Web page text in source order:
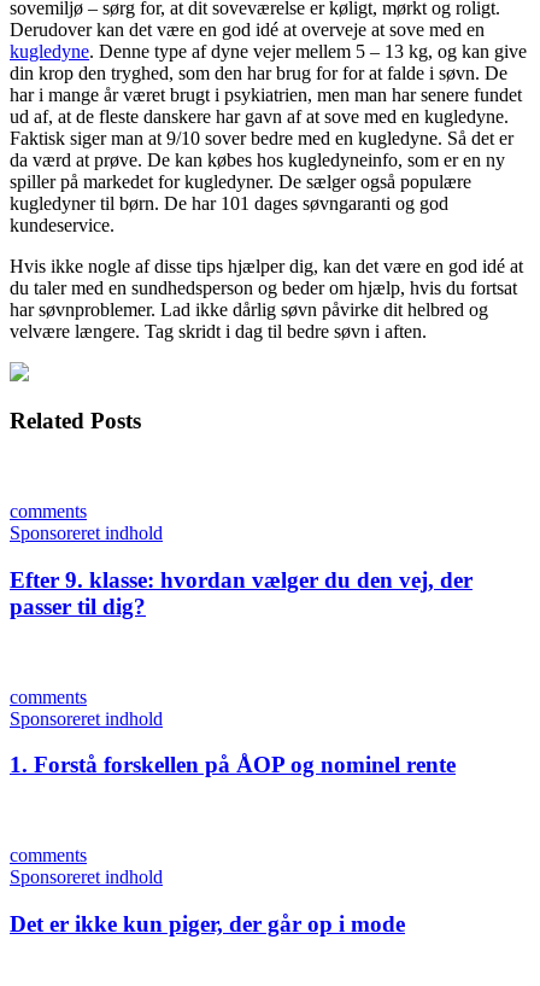
sovemiljø – sørg for, at dit soveværelse er køligt, mørkt og roligt.
Derudover kan det være en god idé at overveje at sove med en
kugledyne. Denne type af dyne vejer mellem 5 – 13 kg, og kan give
din krop den tryghed, som den har brug for for at falde i søvn. De
har i mange år været brugt i psykiatrien, men man har senere fundet
ud af, at de fleste danskere har gavn af at sove med en kugledyne.
Faktisk siger man at 9/10 sover bedre med en kugledyne. Så det er
da værd at prøve. De kan købes hos kugledyneinfo, som er en ny
spiller på markedet for kugledyner. De sælger også populære
kugledyner til børn. De har 101 dages søvngaranti og god
kundeservice.
Hvis ikke nogle af disse tips hjælper dig, kan det være en god idé at
du taler med en sundhedsperson og beder om hjælp, hvis du fortsat
har søvnproblemer. Lad ikke dårlig søvn påvirke dit helbred og
velvære længere. Tag skridt i dag til bedre søvn i aften.
Related Posts
comments
Sponsoreret indhold
Efter 9. klasse: hvordan vælger du den vej, der
passer til dig?
comments
Sponsoreret indhold
1. Forstå forskellen på ÅOP og nominel rente
comments
Sponsoreret indhold
Det er ikke kun piger, der går op i mode